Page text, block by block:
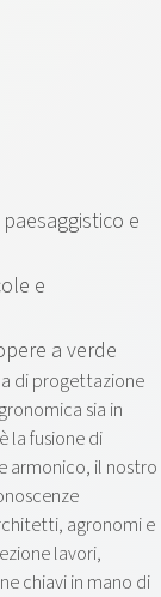
e
e
a verde
di progettazione
sia in
la fusione di
armonico, il nostro
agronomi e
lavori,
chiavi in mano di